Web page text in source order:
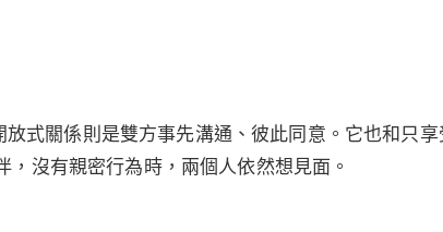
式關係則是雙方事先溝通、彼此同意。它也和只享
沒有親密行為時，兩個人依然想見面。